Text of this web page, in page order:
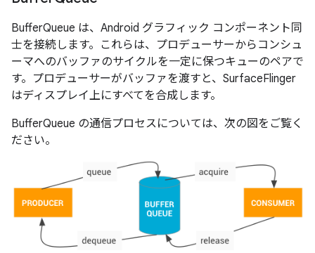
BufferQueue は、Android グラフィック コンポーネント同
士を接続します。これらは、プロデューサーからコンシュ
ーマへのバッファのサイクルを一定に保つキューのペアで
す。プロデューサーがバッファを渡すと、SurfaceFlinger
はディスプレイ上にすべてを合成します。
BufferQueue の通信プロセスについては、次の図をご覧く
ださい。